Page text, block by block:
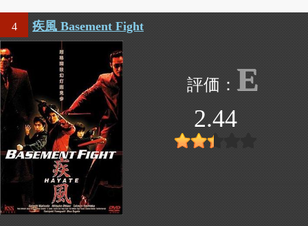
4 疾風 Basement Fight
E
2.44